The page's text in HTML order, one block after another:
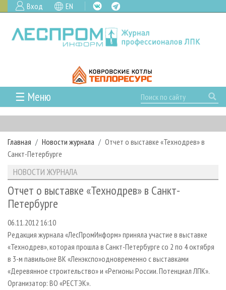
Вход EN
☰ Меню
ГЛАВНАЯ
РУБРИКИ И ТЕМЫ
РУБРИКИ ЖУРНАЛА
ЛЕСОЗАГОТОВКА
ЛЕСОПИЛЕНИЕ
СУШКА ДРЕВЕСИНЫ
ПРОИЗВОДСТВО ДРЕВЕСНЫХ ПЛИТ
ДЕРЕВЯННОЕ ДОМОСТРОЕНИЕ
ПРОИЗВОДСТВО МЕБЕЛИ
НОВОСТИ
НОВОСТИ ЛПК
НОВОСТИ ЖУРНАЛА
ПРОЕКТЫ ЛПИ
АНАЛИТИКА
ПРЕДПРИЯТИЯ ЛПК
ПЕРСОНЫ
МОБИЛЬНЫЕ ВЫСТАВКИ
ОФИЦИАЛЬНЫЕ ДЕЛЕГАЦИИ
ПРИОРИТЕТНЫЕ ИНВЕСТПРОЕКТЫ
АРХИВ ЖУРНАЛОВ
СТАТЬИ
О ЖУРНАЛЕ
ПОДПИСКА
КОНТАКТЫ
РЕКЛАМОДАТЕЛЯМ
РЕКЛАМА
РЕКЛАМА НА САЙТЕ
Главная Новости журнала
Отчет о выставке «Технодрев» в
Санкт-Петербурге
НОВОСТИ ЖУРНАЛА
Отчет о выставке «Технодрев» в Санкт-
Петербурге
06.11.2012 16:10
Редакция журнала «ЛесПромИнформ» приняла участие в выставке
«Технодрев», которая прошла в Санкт-Петербурге со 2 по 4 октября
в 3-м павильоне ВК «Ленэкспо»одновременно с выставками
«Деревянное строительство» и «Регионы России. Потенциал ЛПК».
Организатор: ВО «РЕСТЭК».